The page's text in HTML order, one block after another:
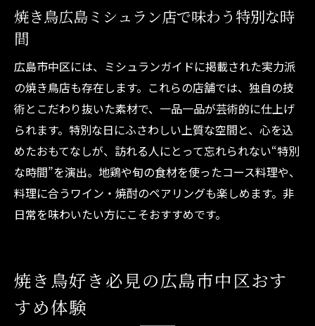
デートや接待に最適な焼き鳥店の選び方
焼き鳥とワインが楽しめる大人の空間
焼き鳥で過ごす特別な夜を演出するコツ
話題の焼き鳥人気店で感じる洗練された雰
囲気
焼き鳥広島ミシュラン店で味わう特別な時
間
広島市中区には、ミシュランガイドに掲載された実力派
の焼き鳥店も存在します。これらの店舗では、独自の技
術とこだわり抜いた素材で、一品一品が芸術的に仕上げ
られます。特別な日にふさわしい上質な空間と、心を込
めたおもてなしが、訪れる人にとって忘れられない“特別
な時間”を演出。地鶏や旬の食材を使ったコース料理や、
料理に合うワイン・焼酎のペアリングも楽しめます。非
日常を味わいたい方にこそおすすめです。
焼き鳥好き必見の広島市中区おす
すめ体験